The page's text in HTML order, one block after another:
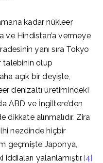
kadar nükleer
ve Hindistan’a vermeye
yanı sıra Tokyo
talebinin olup
açık bir deyişle,
denizaltı üretimindeki
ABD ve İngiltere’den
alınmalıdır. Zira
nezdinde hiçbir
geçmişte Japonya,
iddiaları yalanlamıştır.[4]